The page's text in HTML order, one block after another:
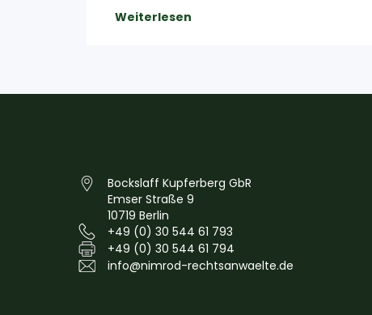
Weiterlesen
Bockslaff Kupferberg GbR
Emser Straße 9
10719 Berlin
+49 (0) 30 544 61 793
+49 (0) 30 544 61 794
info@nimrod-rechtsanwaelte.de